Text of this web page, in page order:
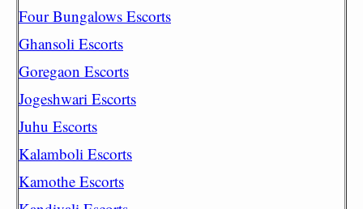
Four Bungalows Escorts
Ghansoli Escorts
Goregaon Escorts
Jogeshwari Escorts
Juhu Escorts
Kalamboli Escorts
Kamothe Escorts